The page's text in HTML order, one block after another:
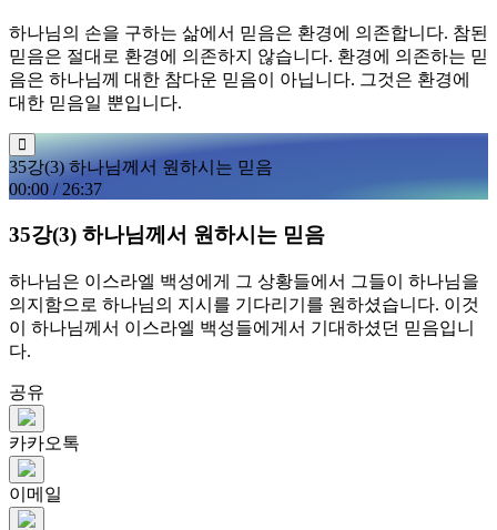
하나님의 손을 구하는 삶에서 믿음은 환경에 의존합니다. 참된
믿음은 절대로 환경에 의존하지 않습니다. 환경에 의존하는 믿
음은 하나님께 대한 참다운 믿음이 아닙니다. 그것은 환경에
대한 믿음일 뿐입니다.
35강(3) 하나님께서 원하시는 믿음
00:00 /26:37
35강(3) 하나님께서 원하시는 믿음
하나님은 이스라엘 백성에게 그 상황들에서 그들이 하나님을
의지함으로 하나님의 지시를 기다리기를 원하셨습니다. 이것
이 하나님께서 이스라엘 백성들에게서 기대하셨던 믿음입니
다.
공유
카카오톡
이메일